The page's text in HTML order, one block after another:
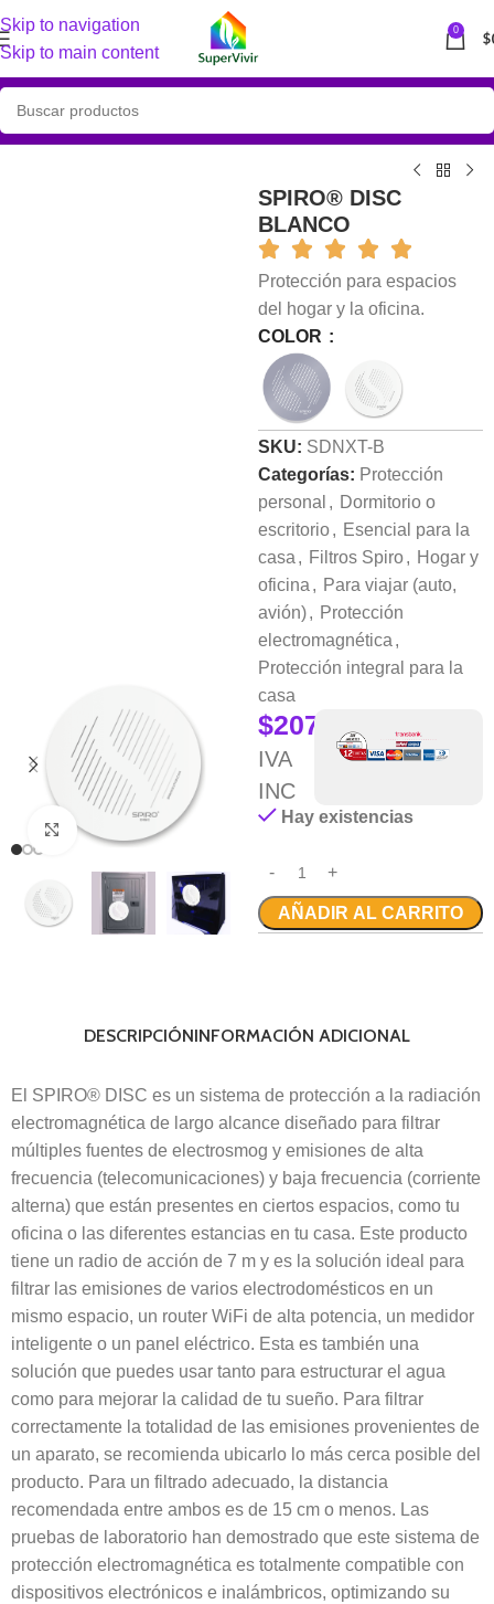
Skip to navigation
Skip to main content
0 $
Clic para ampliar
SPIRO® DISC
BLANCO
Protección para espacios
del hogar y la oficina.
COLOR
SKU: SDNXT-B
Categorías: Protección
personal , Dormitorio o
escritorio, Esencial para la
casa , Filtros Spiro, Hogar y
oficina , Para viajar (auto,
avión), Protección
electromagnética ,
Protección integral para la
casa
$207.990
IVA
INC
Hay existencias
AÑADIR AL CARRITO
DESCRIPCIÓNINFORMACIÓN ADICIONAL
El SPIRO® DISC es un sistema de protección a la radiación
electromagnética de largo alcance diseñado para filtrar
múltiples fuentes de electrosmog y emisiones de alta
frecuencia (telecomunicaciones) y baja frecuencia (corriente
alterna) que están presentes en ciertos espacios, como tu
oficina o las diferentes estancias en tu casa. Este producto
tiene un radio de acción de 7 m y es la solución ideal para
filtrar las emisiones de varios electrodomésticos en un
mismo espacio, un router WiFi de alta potencia, un medidor
inteligente o un panel eléctrico. Esta es también una
solución que puedes usar tanto para estructurar el agua
como para mejorar la calidad de tu sueño. Para filtrar
correctamente la totalidad de las emisiones provenientes de
un aparato, se recomienda ubicarlo lo más cerca posible del
producto. Para un filtrado adecuado, la distancia
recomendada entre ambos es de 15 cm o menos. Las
pruebas de laboratorio han demostrado que este sistema de
protección electromagnética es totalmente compatible con
dispositivos electrónicos e inalámbricos, optimizando su